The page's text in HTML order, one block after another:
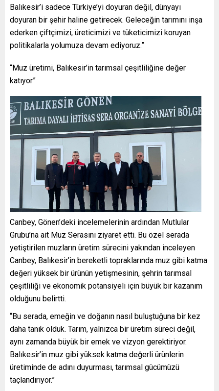
Balıkesir’i sadece Türkiye’yi doyuran değil, dünyayı
doyuran bir şehir haline getirecek. Geleceğin tarımını inşa
ederken çiftçimizi, üreticimizi ve tüketicimizi koruyan
politikalarla yolumuza devam ediyoruz.”
“Muz üretimi, Balıkesir’in tarımsal çeşitliliğine değer
katıyor”
Canbey, Gönen’deki incelemelerinin ardından Mutlular
Grubu’na ait Muz Serasını ziyaret etti. Bu özel serada
yetiştirilen muzların üretim sürecini yakından inceleyen
Canbey, Balıkesir’in bereketli topraklarında muz gibi katma
değeri yüksek bir ürünün yetişmesinin, şehrin tarımsal
çeşitliliği ve ekonomik potansiyeli için büyük bir kazanım
olduğunu belirtti.
“Bu serada, emeğin ve doğanın nasıl buluştuğuna bir kez
daha tanık olduk. Tarım, yalnızca bir üretim süreci değil,
aynı zamanda büyük bir emek ve vizyon gerektiriyor.
Balıkesir’in muz gibi yüksek katma değerli ürünlerin
üretiminde de adını duyurması, tarımsal gücümüzü
taçlandırıyor.”